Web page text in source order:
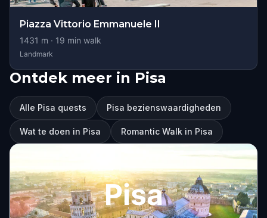
Piazza Vittorio Emmanuele II
1431 m · 19 min walk
Landmark
Ontdek meer in Pisa
Alle Pisa quests Pisa bezienswaardigheden
Wat te doen in Pisa Romantic Walk in Pisa
Pisa